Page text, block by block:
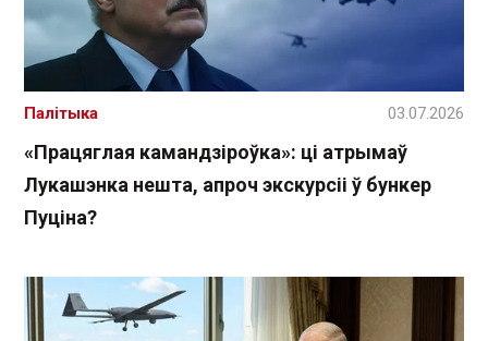
«Працяглая камандзіроўка»: ці атрымаў
Лукашэнка нешта, апроч экскурсіі ў бункер
Пуціна?
Палітыка 03.07.2026